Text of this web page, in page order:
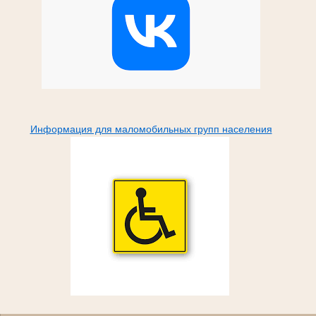
Информация для маломобильных групп населения